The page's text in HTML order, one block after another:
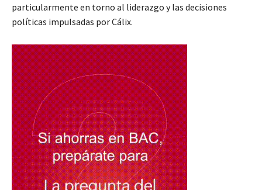
particularmente en torno al liderazgo y las decisiones
políticas impulsadas por Cálix.